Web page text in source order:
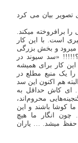
تصویر بیان می کرد
برافروخته میکند.
است. با این کار
میرود و بخش بزرگی
«سد سیوند در
کار برای همیشه
را یک منبع مطلع در
هم اکنون این سد
ای کاش حداقل به
محروم‌اند،
کوشا باشند و این
چون انگار ما هیچ
حفظ میشد. … یاران